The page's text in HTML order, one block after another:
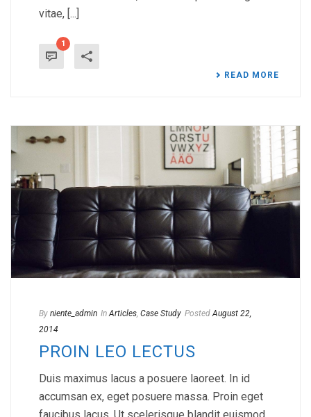
vitae, [...]
1
READ MORE
By niente_admin In Articles Case Study Posted August 22,
2014
PROIN LEO LECTUS
Duis maximus lacus a posuere laoreet. In id
accumsan ex, eget posuere massa. Proin eget
faucibus lacus. Ut scelerisque blandit euismod.